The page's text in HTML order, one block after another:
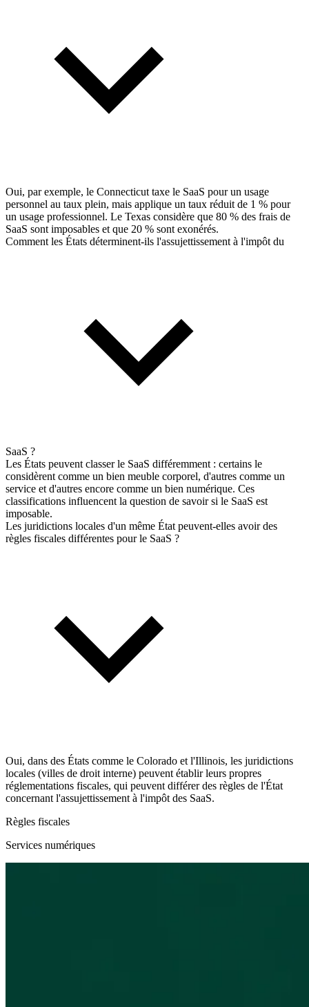
Oui, par exemple, le Connecticut taxe le SaaS pour un usage
personnel au taux plein, mais applique un taux réduit de 1 % pour
un usage professionnel. Le Texas considère que 80 % des frais de
SaaS sont imposables et que 20 % sont exonérés.
Comment les États déterminent-ils l'assujettissement à l'impôt du
SaaS ?
Les États peuvent classer le SaaS différemment : certains le
considèrent comme un bien meuble corporel, d'autres comme un
service et d'autres encore comme un bien numérique. Ces
classifications influencent la question de savoir si le SaaS est
imposable.
Les juridictions locales d'un même État peuvent-elles avoir des
règles fiscales différentes pour le SaaS ?
Oui, dans des États comme le Colorado et l'Illinois, les juridictions
locales (villes de droit interne) peuvent établir leurs propres
réglementations fiscales, qui peuvent différer des règles de l'État
concernant l'assujettissement à l'impôt des SaaS.
Règles fiscales
Services numériques